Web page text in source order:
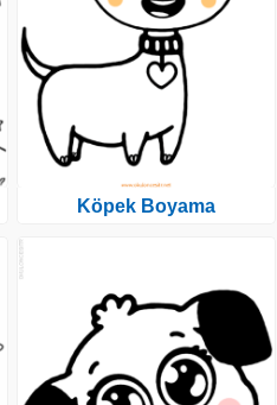
Köpek Boyama